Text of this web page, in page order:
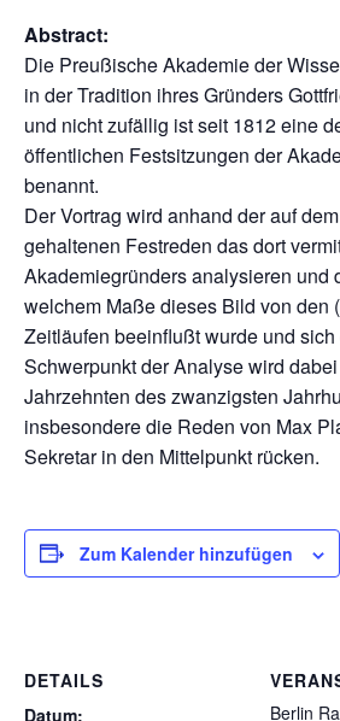
Abstract:
Die Preußische Akademie der
in der Tradition ihres Gründers
und nicht zufällig ist seit 1812 eine
öffentlichen Festsitzungen der
benannt.
Der Vortrag wird anhand der auf
gehaltenen Festreden das dort
Akademiegründers analysieren und
welchem Maße dieses Bild von den
Zeitläufen beeinflußt wurde und
Schwerpunkt der Analyse wird
Jahrzehnten des zwanzigsten
insbesondere die Reden von Max
Sekretar in den Mittelpunkt rücken.
Zum Kalender hinzufügen
DETAILS
Datum:
Berlin